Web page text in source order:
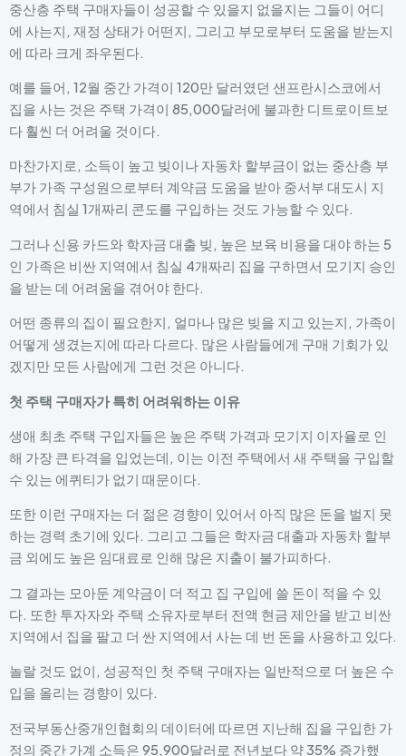
중산층 주택 구매자들이 성공할 수 있을지 없을지는 그들이 어디
에 사는지, 재정 상태가 어떤지, 그리고 부모로부터 도움을 받는지
에 따라 크게 좌우된다.
예를 들어, 12월 중간 가격이 120만 달러였던 샌프란시스코에서
집을 사는 것은 주택 가격이 85,000달러에 불과한 디트로이트보
다 훨씬 더 어려울 것이다.
마찬가지로, 소득이 높고 빚이나 자동차 할부금이 없는 중산층 부
부가 가족 구성원으로부터 계약금 도움을 받아 중서부 대도시 지
역에서 침실 1개짜리 콘도를 구입하는 것도 가능할 수 있다.
그러나 신용 카드와 학자금 대출 빚, 높은 보육 비용을 대야 하는 5
인 가족은 비싼 지역에서 침실 4개짜리 집을 구하면서 모기지 승인
을 받는 데 어려움을 겪어야 한다.
어떤 종류의 집이 필요한지, 얼마나 많은 빚을 지고 있는지, 가족이
어떻게 생겼는지에 따라 다르다. 많은 사람들에게 구매 기회가 있
겠지만 모든 사람에게 그런 것은 아니다.
첫 주택 구매자가 특히 어려워하는 이유
생애 최초 주택 구입자들은 높은 주택 가격과 모기지 이자율로 인
해 가장 큰 타격을 입었는데, 이는 이전 주택에서 새 주택을 구입할
수 있는 에퀴티가 없기 때문이다.
또한 이런 구매자는 더 젊은 경향이 있어서 아직 많은 돈을 벌지 못
하는 경력 초기에 있다. 그리고 그들은 학자금 대출과 자동차 할부
금 외에도 높은 임대료로 인해 많은 지출이 불가피하다.
그 결과는 모아둔 계약금이 더 적고 집 구입에 쓸 돈이 적을 수 있
다. 또한 투자자와 주택 소유자로부터 전액 현금 제안을 받고 비싼
지역에서 집을 팔고 더 싼 지역에서 사는 데 번 돈을 사용하고 있다.
놀랄 것도 없이, 성공적인 첫 주택 구매자는 일반적으로 더 높은 수
입을 올리는 경향이 있다.
전국부동산중개인협회의 데이터에 따르면 지난해 집을 구입한 가
정의 중간 가계 소득은 95,900달러로 전년보다 약 35% 증가했